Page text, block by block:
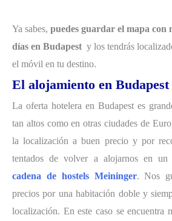
Ya sabes, puedes guardar el mapa con
días en Budapest y los tendrás
el móvil en tu destino.
El alojamiento en
La oferta hotelera en Budapest es
tan altos como en otras ciudades de
la localización a buen precio y por
tentados de volver a alojarnos en un
cadena de hostels Meininger. Nos
precios por una habitación doble y
localización. En este caso se encuentra